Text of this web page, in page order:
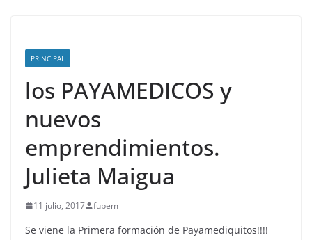
PRINCIPAL
los PAYAMEDICOS y
nuevos
emprendimientos.
Julieta Maigua
11 julio, 2017 fupem
Se viene la Primera formación de Payamediquitos!!!!